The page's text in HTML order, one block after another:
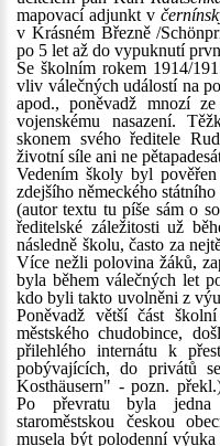
mapovací adjunkt v
v Krásném Březně /
po 5 let až do vypuknutí
Se školním rokem 1914/
vliv válečných událostí na
apod., poněvadž mnozí
vojenskému nasazení.
skonem svého ředitele
životní síle ani ne
Vedením školy byl
zdejšího německého
(autor textu tu píše sám o
ředitelské záležitosti už
následně školu, často za
Více nežli polovina žáků,
byla během válečných let
kdo byli takto uvolněni z
Poněvadž větší část
městského chudobince,
přilehlého internátu k
pobývajících, do privátů
Kosthäusern" - pozn.
Po převratu byla jedna
staroměstskou českou
musela být polodenní